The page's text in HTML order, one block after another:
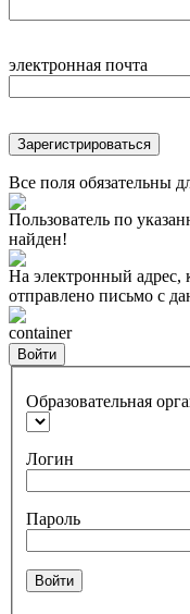
электронная почта
Зарегистрироваться
Все поля обязательны
Пользователь по
найден!
На электронный
отправлено письмо с
container
Войти
Образовательная
Логин
Пароль
Войти